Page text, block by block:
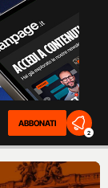
ABBONATI
2